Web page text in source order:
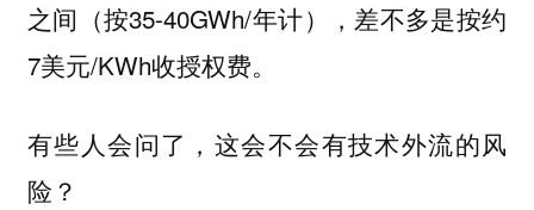
之间（按35-40GWh/年计），差不多是按约
7美元/KWh收授权费。
有些人会问了，这会不会有技术外流的风
险？